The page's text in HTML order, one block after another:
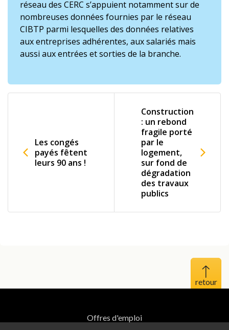
réseau des CERC s’appuient notamment sur de
nombreuses données fournies par le réseau
CIBTP parmi lesquelles des données relatives
aux entreprises adhérentes, aux salariés mais
aussi aux entrées et sorties de la branche.
Les congés
payés fêtent
leurs 90 ans !
Construction
: un rebond
fragile porté
par le
logement,
sur fond de
dégradation
des travaux
publics
Haut
Offres d'emploi